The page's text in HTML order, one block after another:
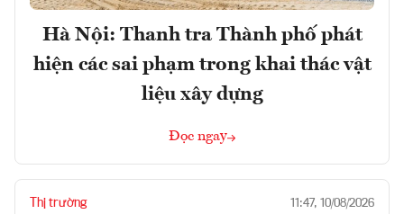
Hà Nội: Thanh tra Thành phố phát
hiện các sai phạm trong khai thác vật
liệu xây dựng
Đọc ngay
Thị trường 11:47, 10/08/2026